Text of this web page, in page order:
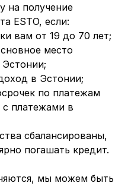
на получение
ESTO, если:
вам от 19 до 70 лет;
место
Эстонии;
в Эстонии;
по платежам
с платежами в
сбалансированы,
погашать кредит.
мы можем быть